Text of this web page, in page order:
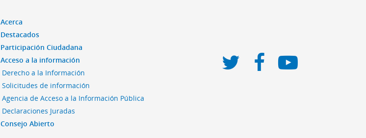
Acerca
Destacados
Participación Ciudadana
Acceso a la información
Derecho a la Información
Solicitudes de información
Agencia de Acceso a la Información Pública
Declaraciones Juradas
Consejo Abierto